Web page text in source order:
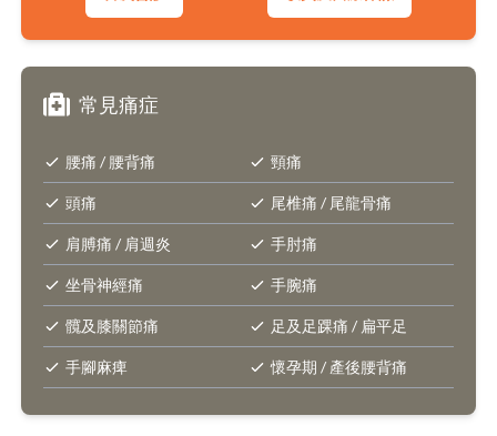
常見痛症
腰痛 / 腰背痛 頸痛
頭痛 尾椎痛 / 尾龍骨痛
肩膊痛 / 肩週炎 手肘痛
坐骨神經痛 手腕痛
髖及膝關節痛 足及足踝痛 / 扁平足
手腳麻痺 懷孕期 / 產後腰背痛